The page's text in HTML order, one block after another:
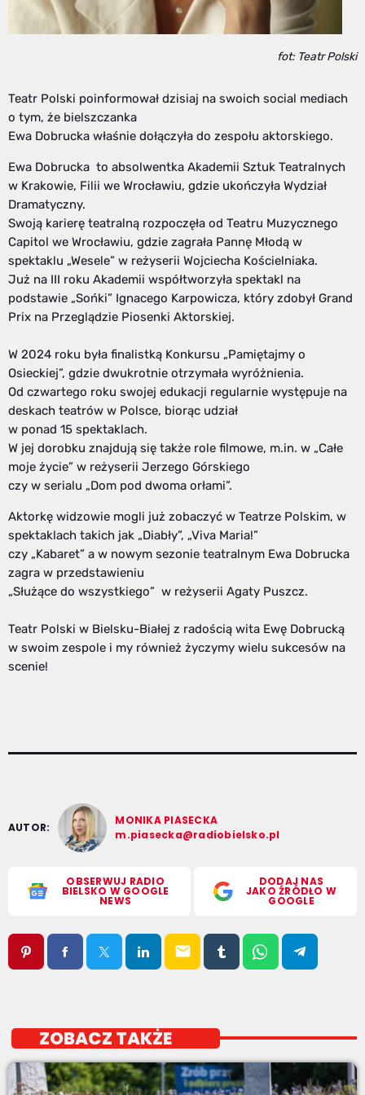
fot: Teatr Polski
Teatr Polski poinformował dzisiaj na swoich social mediach
o tym, że bielszczanka
Ewa Dobrucka właśnie dołączyła do zespołu aktorskiego.
Ewa Dobrucka to absolwentka Akademii Sztuk Teatralnych
w Krakowie, Filii we Wrocławiu, gdzie ukończyła Wydział
Dramatyczny.
Swoją karierę teatralną rozpoczęła od Teatru Muzycznego
Capitol we Wrocławiu, gdzie zagrała Pannę Młodą w
spektaklu „Wesele” w reżyserii Wojciecha Kościelniaka.
Już na III roku Akademii współtworzyła spektakl na
podstawie „Sońki” Ignacego Karpowicza, który zdobył Grand
Prix na Przeglądzie Piosenki Aktorskiej.
W 2024 roku była finalistką Konkursu „Pamiętajmy o
Osieckiej”, gdzie dwukrotnie otrzymała wyróżnienia.
Od czwartego roku swojej edukacji regularnie występuje na
deskach teatrów w Polsce, biorąc udział
w ponad 15 spektaklach.
W jej dorobku znajdują się także role filmowe, m.in. w „Całe
moje życie” w reżyserii Jerzego Górskiego
czy w serialu „Dom pod dwoma orłami”.
Aktorkę widzowie mogli już zobaczyć w Teatrze Polskim, w
spektaklach takich jak „Diabły”, „Viva Maria!”
czy „Kabaret” a w nowym sezonie teatralnym Ewa Dobrucka
zagra w przedstawieniu
„Służące do wszystkiego” w reżyserii Agaty Puszcz.
Teatr Polski w Bielsku-Białej z radością wita Ewę Dobrucką
w swoim zespole i my również życzymy wielu sukcesów na
scenie!
AUTOR:
MONIKA PIASECKA
m.piasecka@radiobielsko.pl
OBSERWUJ RADIO
BIELSKO W GOOGLE
NEWS
DODAJ NAS
JAKO ŹRÓDŁO W
GOOGLE
email
ZOBACZ TAKŻE